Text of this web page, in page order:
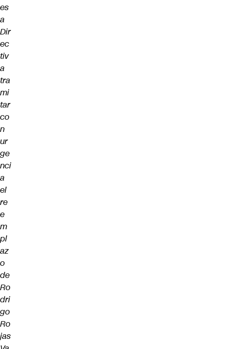
es
a
Dir
ec
tiv
a
tra
mi
tar
co
n
ur
ge
nci
a
el
re
e
m
pl
az
o
de
Ro
dri
go
Ro
jas